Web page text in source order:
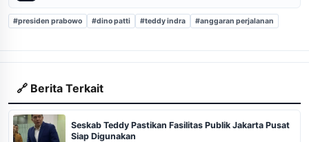
#presiden prabowo #dino patti #teddy indra #anggaran perjalanan
🔗 Berita Terkait
Seskab Teddy Pastikan Fasilitas Publik Jakarta Pusat
Siap Digunakan